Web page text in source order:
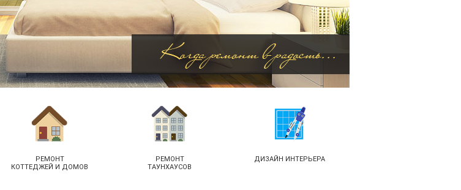
РЕМОНТ
КОТТЕДЖЕЙ И ДОМОВ
РЕМОНТ
ТАУНХАУСОВ
ДИЗАЙН ИНТЕРЬЕРА